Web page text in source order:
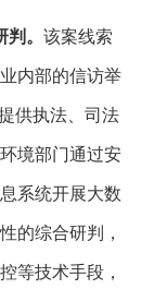
判。该案线索
内部的信访举
供执法、司法
境部门通过安
系统开展大数
的综合研判，
等技术手段，